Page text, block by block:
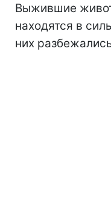
Выжившие
находятся в
них